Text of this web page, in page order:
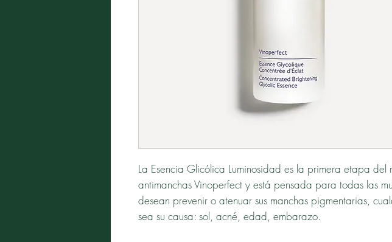
La Esencia Glicólica Luminosidad es la primera etapa del
antimanchas Vinoperfect y está pensada para todas las
desean prevenir o atenuar sus manchas pigmentarias,
sea su causa: sol, acné, edad, embarazo.